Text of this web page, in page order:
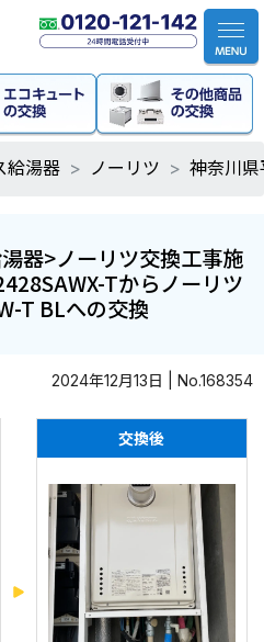
給湯器 ノーリツ 神奈川
器>ノーリツ交換工事施
Tからノーリツ
T BLへの交換
2024年12月13日 | No.168354
交換後